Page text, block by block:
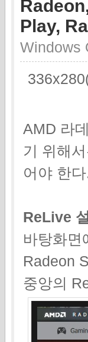
Play,
Windows
AMD 라
기 위해
어야 한
ReLive
바탕화면
Radeon
중앙의